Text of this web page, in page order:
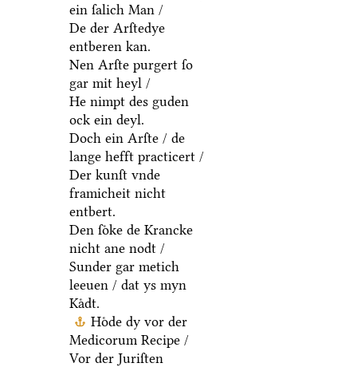
ein ſalich Man /
De der Arſtedye
entberen kan.
Nen Arſte purgert ſo
gar mit heyl /
He nimpt des guden
ock ein deyl.
Doch ein Arſte / de
lange hefft practicert /
Der kunſt vnde
framicheit nicht
entbert.
Den ſoͤke de Krancke
nicht ane nodt /
Sunder gar metich
leeuen / dat ys myn
Kaͤdt.
Hoͤde dy vor der
Medicorum Recipe /
Vor der Juriſten